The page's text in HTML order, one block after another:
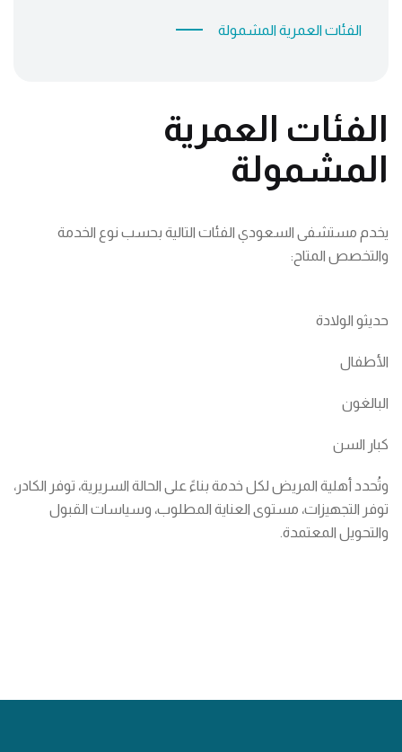
الفئات العمرية المشمولة
الفئات العمرية
المشمولة
يخدم مستشفى السعودي الفئات التالية بحسب نوع الخدمة
والتخصص المتاح:
حديثو الولادة
الأطفال
البالغون
كبار السن
وتُحدد أهلية المريض لكل خدمة بناءً على الحالة السريرية، توفر الكادر،
توفر التجهيزات، مستوى العناية المطلوب، وسياسات القبول
والتحويل المعتمدة.